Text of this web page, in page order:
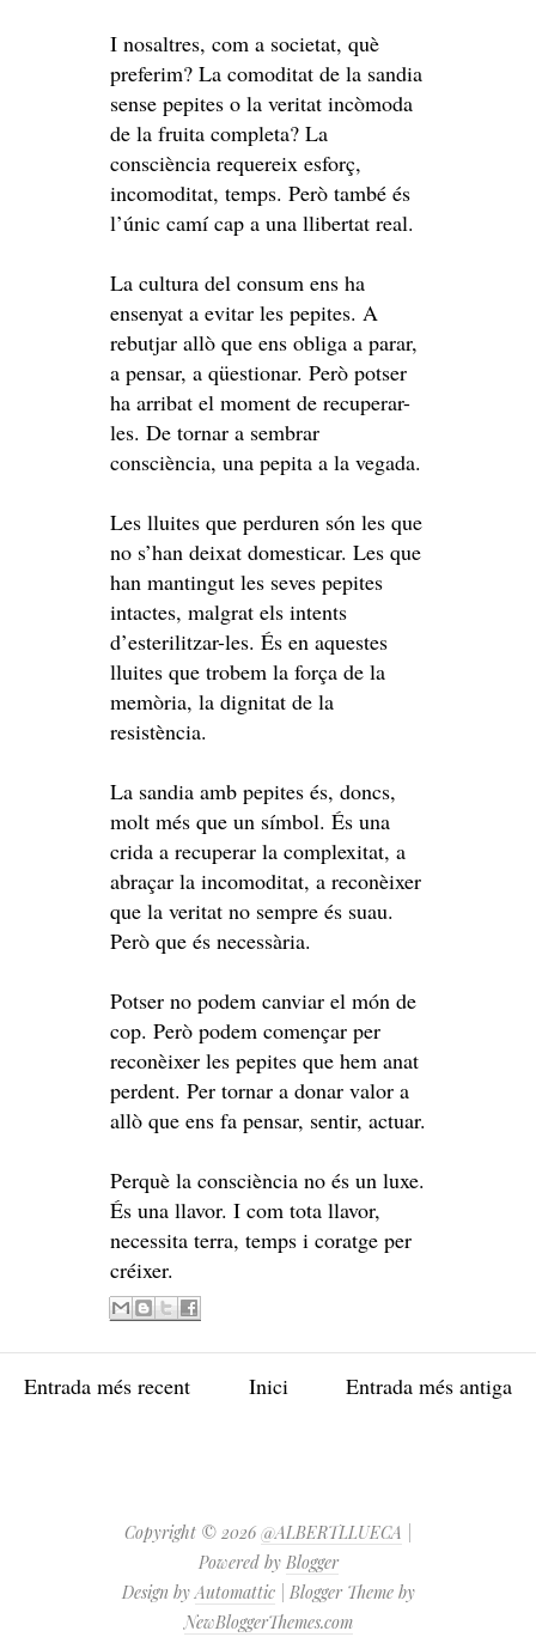
I nosaltres, com a societat, què
preferim? La comoditat de la sandia
sense pepites o la veritat incòmoda
de la fruita completa? La
consciència requereix esforç,
incomoditat, temps. Però també és
l’únic camí cap a una llibertat real.
La cultura del consum ens ha
ensenyat a evitar les pepites. A
rebutjar allò que ens obliga a parar,
a pensar, a qüestionar. Però potser
ha arribat el moment de recuperar-
les. De tornar a sembrar
consciència, una pepita a la vegada.
Les lluites que perduren són les que
no s’han deixat domesticar. Les que
han mantingut les seves pepites
intactes, malgrat els intents
d’esterilitzar-les. És en aquestes
lluites que trobem la força de la
memòria, la dignitat de la
resistència.
La sandia amb pepites és, doncs,
molt més que un símbol. És una
crida a recuperar la complexitat, a
abraçar la incomoditat, a reconèixer
que la veritat no sempre és suau.
Però que és necessària.
Potser no podem canviar el món de
cop. Però podem començar per
reconèixer les pepites que hem anat
perdent. Per tornar a donar valor a
allò que ens fa pensar, sentir, actuar.
Perquè la consciència no és un luxe.
És una llavor. I com tota llavor,
necessita terra, temps i coratge per
créixer.
Entrada més recent Entrada més antiga
Inici
Copyright © 2026 @ALBERTLLUECA
Powered by Blogger
Design byAutomattic| Blogger Theme by
NewBloggerThemes.com